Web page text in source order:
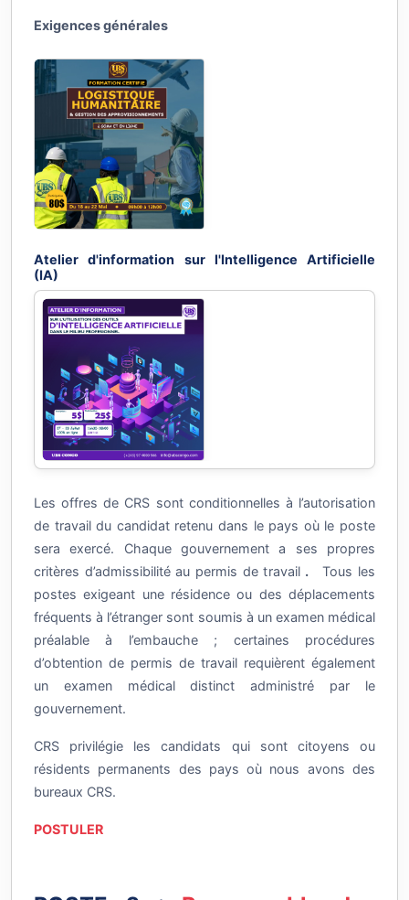
(IA)
de travail du candidat retenu dans le pays où le poste
sera exercé. Chaque gouvernement a ses propres
critères d’admissibilité au permis de travail. Tous les
postes exigeant une résidence ou des déplacements
fréquents à l’étranger sont soumis à un examen médical
préalable à l’embauche ; certaines procédures
d’obtention de permis de travail requièrent également
un examen médical distinct administré par le
gouvernement.
résidents permanents des pays où nous avons des
bureaux CRS.